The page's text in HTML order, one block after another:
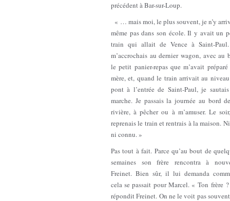
précédent à Bar-sur-Loup.
« … mais moi, le plus souvent, je n’y
même pas dans son école. Il y avait un
train qui allait de Vence à Saint-
m’accrochais au dernier wagon, avec au
le petit panier-repas que m’avait préparé
mère, et, quand le train arrivait au
pont à l’entrée de Saint-Paul, je
marche. Je passais la journée au bord
rivière, à pêcher ou à m’amuser. Le
reprenais le train et rentrais à la maison.
ni connu. »
Pas tout à fait. Parce qu’au bout de
semaines son frère rencontra à
Freinet. Bien sûr, il lui demanda
cela se passait pour Marcel. « Ton frère
répondit Freinet. On ne le voit pas